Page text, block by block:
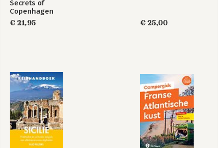
Secrets of
Copenhagen
€ 21,95
€ 25,00